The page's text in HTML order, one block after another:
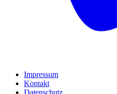
Impressum
Kontakt